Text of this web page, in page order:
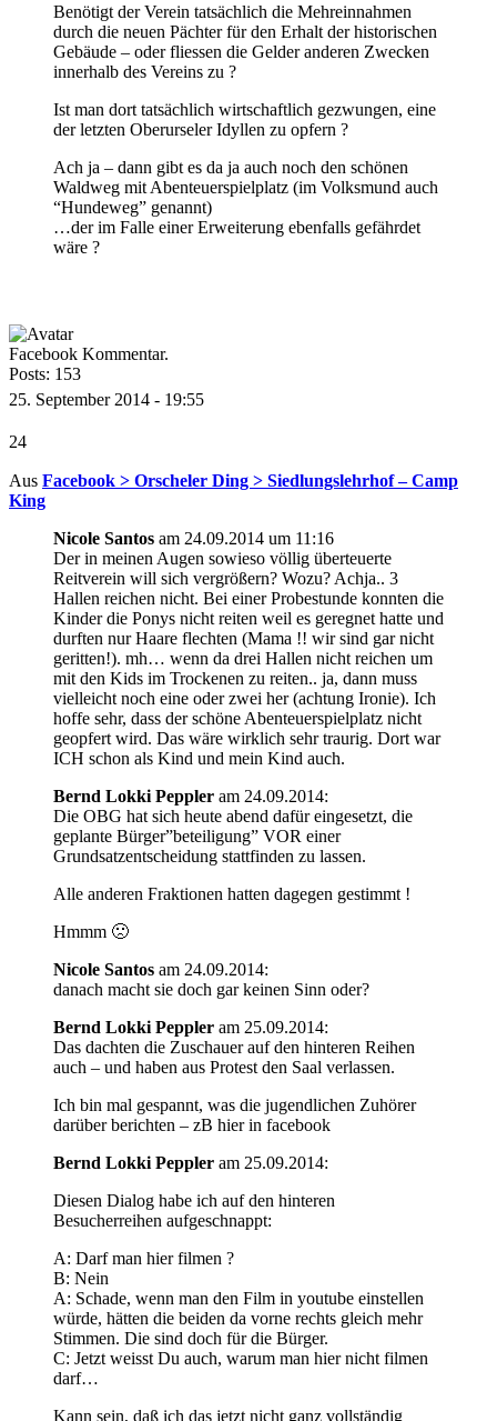
Benötigt der Verein tatsächlich die Mehreinnahmen
durch die neuen Pächter für den Erhalt der historischen
Gebäude – oder fliessen die Gelder anderen Zwecken
innerhalb des Vereins zu ?
Ist man dort tatsächlich wirtschaftlich gezwungen, eine
der letzten Oberurseler Idyllen zu opfern ?
Ach ja – dann gibt es da ja auch noch den schönen
Waldweg mit Abenteuerspielplatz (im Volksmund auch
“Hundeweg” genannt)
…der im Falle einer Erweiterung ebenfalls gefährdet
wäre ?
Facebook Kommentar.
Posts: 153
25. September 2014 - 19:55
24
Aus Facebook > Orscheler Ding > Siedlungslehrhof – Camp
King
Nicole Santos am 24.09.2014 um 11:16
Der in meinen Augen sowieso völlig überteuerte
Reitverein will sich vergrößern? Wozu? Achja.. 3
Hallen reichen nicht. Bei einer Probestunde konnten die
Kinder die Ponys nicht reiten weil es geregnet hatte und
durften nur Haare flechten (Mama !! wir sind gar nicht
geritten!). mh… wenn da drei Hallen nicht reichen um
mit den Kids im Trockenen zu reiten.. ja, dann muss
vielleicht noch eine oder zwei her (achtung Ironie). Ich
hoffe sehr, dass der schöne Abenteuerspielplatz nicht
geopfert wird. Das wäre wirklich sehr traurig. Dort war
ICH schon als Kind und mein Kind auch.
Bernd Lokki Peppler am 24.09.2014:
Die OBG hat sich heute abend dafür eingesetzt, die
geplante Bürger”beteiligung” VOR einer
Grundsatzentscheidung stattfinden zu lassen.
Alle anderen Fraktionen hatten dagegen gestimmt !
Hmmm 🙁
Nicole Santos am 24.09.2014:
danach macht sie doch gar keinen Sinn oder?
Bernd Lokki Peppler am 25.09.2014:
Das dachten die Zuschauer auf den hinteren Reihen
auch – und haben aus Protest den Saal verlassen.
Ich bin mal gespannt, was die jugendlichen Zuhörer
darüber berichten – zB hier in facebook
Bernd Lokki Peppler am 25.09.2014:
Diesen Dialog habe ich auf den hinteren
Besucherreihen aufgeschnappt:
A: Darf man hier filmen ?
B: Nein
A: Schade, wenn man den Film in youtube einstellen
würde, hätten die beiden da vorne rechts gleich mehr
Stimmen. Die sind doch für die Bürger.
C: Jetzt weisst Du auch, warum man hier nicht filmen
darf…
Kann sein, daß ich das jetzt nicht ganz vollständig